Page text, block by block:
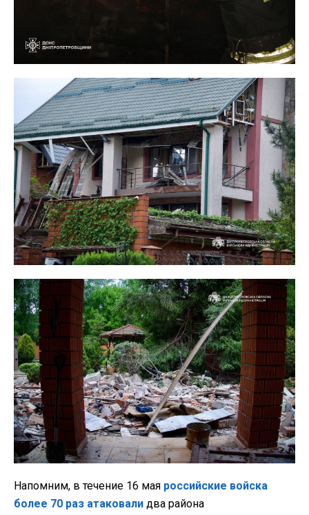
Напомним, в течение 16 мая российские войска
более 70 раз атаковали два района